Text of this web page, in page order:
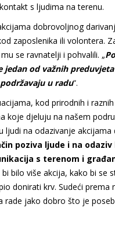
s ljudima na terenu.
dobrovoljnog
zaposlenika ili volontera.
se ravnatelji i pohvalili. „
jedan od važnih
u radu“.
kod prirodnih i
koje djeluju na našem
na odazivanje akcijama
poziva ljude i na
s terenom i
bilo više akcija, kako bi
donirati krv. Sudeći
rade jako dobro što je